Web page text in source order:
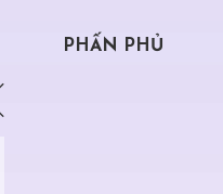
PHẤN PHỦ